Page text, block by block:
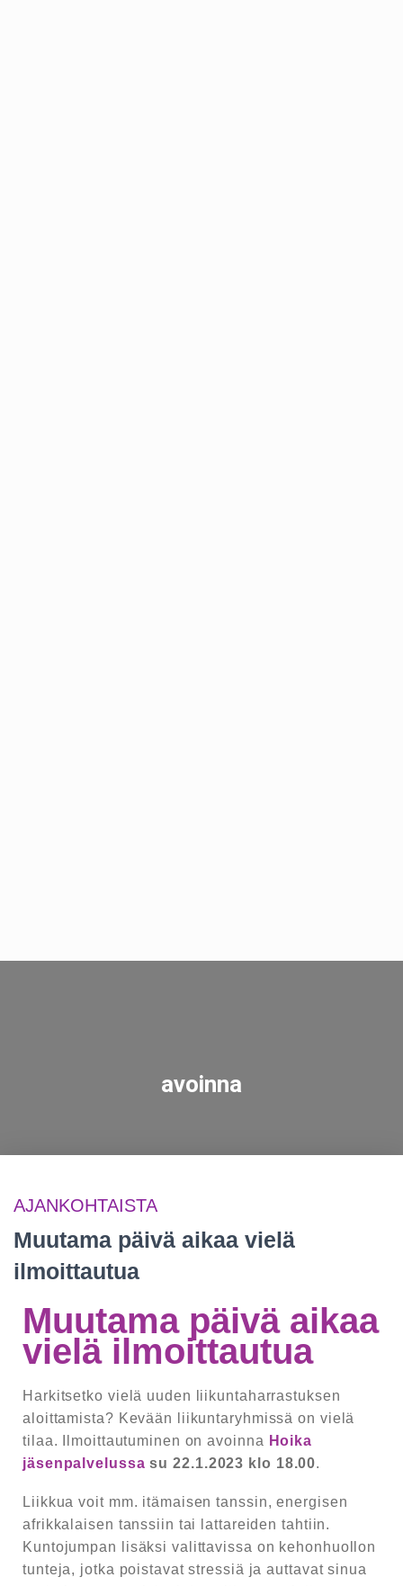
avoinna
AJANKOHTAISTA
Muutama päivä aikaa vielä
ilmoittautua
Muutama päivä aikaa
vielä ilmoittautua
Harkitsetko vielä uuden liikuntaharrastuksen
aloittamista? Kevään liikuntaryhmissä on vielä
tilaa. Ilmoittautuminen on avoinna Hoika
jäsenpalvelussa su 22.1.2023 klo 18.00.
Liikkua voit mm. itämaisen tanssin, energisen
afrikkalaisen tanssiin tai lattareiden tahtiin.
Kuntojumpan lisäksi valittavissa on kehonhuollon
tunteja, jotka poistavat stressiä ja auttavat sinua